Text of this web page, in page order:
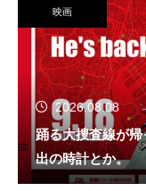
映画
2026.08.08
踊る大捜査線が
出の時計とか。